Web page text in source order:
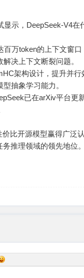
示，DeepSeek-V4在
万token的上下文窗
决上下文断裂问题。
架构设计，提升并
抽象学习能力。
已在arXiv平台更
比开源模型赢得广泛
推理领域的领先地位